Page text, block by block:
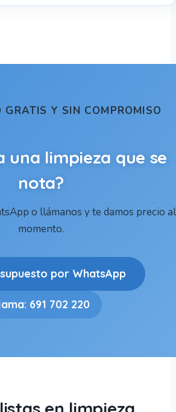
GRATIS Y SIN COMPROMISO
una limpieza que se
nota?
o llámanos y te damos precio al
momento.
por WhatsApp
691 702 220